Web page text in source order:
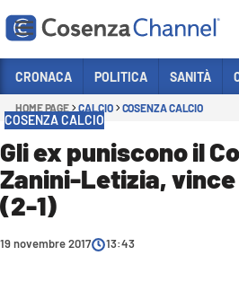
Sezioni
CRONACA
POLITICA
COSENZA CALCIO
ECONOMIA E LAVORO
CRONACA POLITICA SANITÀ
HOME PAGE CALCIO COSENZA CALCIO
COSENZA CALCIO
Gli ex puniscono il
Zanini-Letizia,
(2-1)
19 novembre 2017 13:43